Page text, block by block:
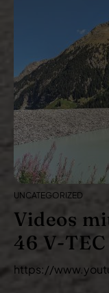
n
a
v
i
g
a
t
i
o
n
UNCATEGORIZED
Videos
46 V-
https://